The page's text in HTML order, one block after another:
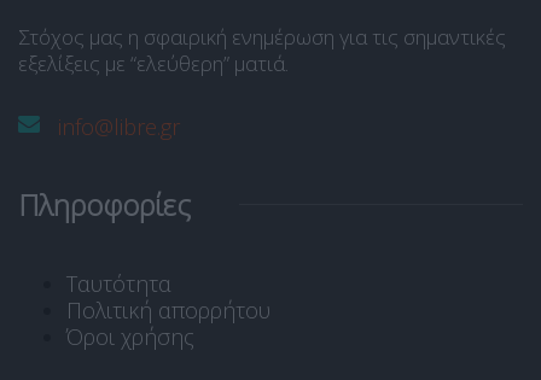
Στόχος μας η σφαιρική ενημέρωση για τις σημαντικές
εξελίξεις με “ελεύθερη” ματιά.
info@libre.gr
Πληροφορίες
Ταυτότητα
Πολιτική απορρήτου
Όροι χρήσης